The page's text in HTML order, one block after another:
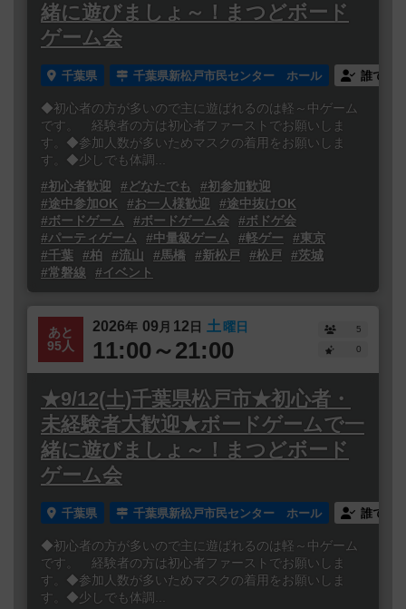
緒に遊びましょ～！まつどボード
ゲーム会
千葉県 千葉県新松戸市民センター ホール 誰でも
◆初心者の方が多いので主に遊ばれるのは軽～中ゲーム
です。 経験者の方は初心者ファーストでお願いしま
す。◆参加人数が多いためマスクの着用をお願いしま
す。◆少しでも体調...
#初心者歓迎
#どなたでも
#初参加歓迎
#途中参加OK
#お一人様歓迎
#途中抜けOK
#ボードゲーム
#ボードゲーム会
#ボドゲ会
#パーティゲーム
#中量級ゲーム #軽ゲー
#東京
#千葉
#柏 #流山 #馬橋 #新松戸 #松戸
#茨城
#常磐線
#イベント
あと
95人
2026年 09 月 12日 土曜日
11:00～21:00
5
0
★9/12(土)千葉県松戸市★初心者・
未経験者大歓迎★ボードゲームで一
緒に遊びましょ～！まつどボード
ゲーム会
千葉県 千葉県新松戸市民センター ホール 誰でも
◆初心者の方が多いので主に遊ばれるのは軽～中ゲーム
です。 経験者の方は初心者ファーストでお願いしま
す。◆参加人数が多いためマスクの着用をお願いしま
す。◆少しでも体調...